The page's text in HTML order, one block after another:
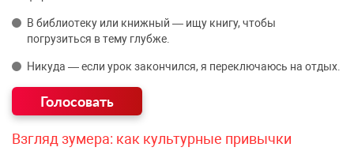
В библиотеку или книжный — ищу книгу, чтобы
погрузиться в тему глубже.
Никуда — если урок закончился, я переключаюсь на отдых.
Взгляд зумера: как культурные привычки